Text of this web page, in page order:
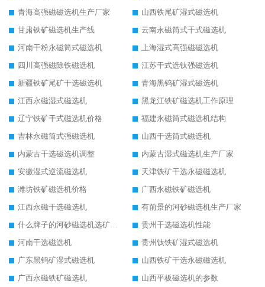
青海高强磁磁选机生产厂家
山西铁尾矿湿式磁选机
甘肃铁矿磁选机生产线
云南永磁筒式干式磁选机
河南干粉永磁筒式磁选机
上海湿式高强磁磁选机
四川高强磁除铁磁选机
江苏干式选钛强磁选机
新疆铁矿尾矿干选磁选机
青海黑钨矿湿式磁选机
江西永磁湿式磁选机
黑龙江铁矿磁选机工作原理
辽宁铁矿干式磁选机价格
福建永磁筒式磁选机结构
吉林永磁筒式强磁选机
山西干选筒式磁选机
内蒙古干选磁选机调整
内蒙古湿式磁选机生产厂家
安徽湿式逆流磁选机
天津铁矿干选永磁磁选机
潍坊铁矿磁选机价格
广西永磁铁矿磁选机
江西永磁干选磁选机
有前景的河砂磁选机生产厂家
什么牌子的河砂磁选机选矿效果好
贵州干选磁选机性能
河南干选磁选机
贵州钛铁矿湿式磁选机
广东黑钨矿湿式磁选机
山西铁矿干选永磁磁选机
广西永磁铁矿磁选机
山西平板磁选机的参数